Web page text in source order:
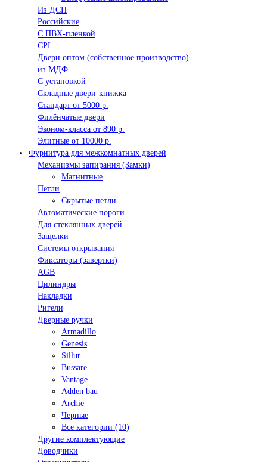
Из ДСП
Российские
C ПВХ-пленкой
CPL
Двери оптом (собственное производство)
из МДФ
С установкой
Складные двери-книжка
Стандарт от 5000 р.
Филёнчатые двери
Эконом-класса от 890 р.
Элитные от 10000 р.
Фурнитура для межкомнатных дверей
Механизмы запирания (Замки)
Магнитные
Петли
Скрытые петли
Автоматические пороги
Для стеклянных дверей
Защелки
Системы открывания
Фиксаторы (завертки)
AGB
Цилиндры
Накладки
Ригели
Дверные ручки
Armadillo
Genesis
Sillur
Bussare
Vantage
Adden bau
Archie
Черные
Все категории (10)
Другие комплектующие
Доводчики